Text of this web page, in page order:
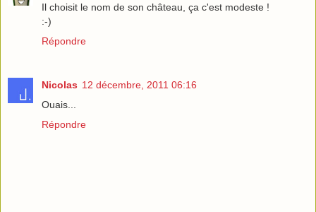
Il choisit le nom de son château, ça c'est modeste !
:-)
Répondre
Nicolas 12 décembre, 2011 06:16
Ouais...
Répondre